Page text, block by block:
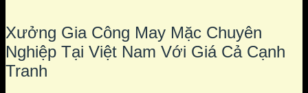
Xưởng Gia Công May Mặc Chuyên
Nghiệp Tại Việt Nam Với Giá Cả Cạnh
Tranh